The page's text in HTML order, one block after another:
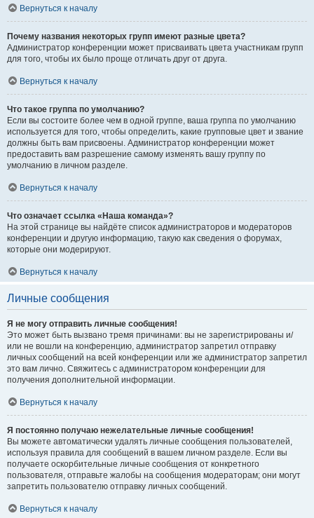
Вернуться к началу
Почему названия некоторых групп имеют разные цвета?
Администратор конференции может присваивать цвета участникам групп
для того, чтобы их было проще отличать друг от друга.
Вернуться к началу
Что такое группа по умолчанию?
Если вы состоите более чем в одной группе, ваша группа по умолчанию
используется для того, чтобы определить, какие групповые цвет и звание
должны быть вам присвоены. Администратор конференции может
предоставить вам разрешение самому изменять вашу группу по
умолчанию в личном разделе.
Вернуться к началу
Что означает ссылка «Наша команда»?
На этой странице вы найдёте список администраторов и модераторов
конференции и другую информацию, такую как сведения о форумах,
которые они модерируют.
Вернуться к началу
Личные сообщения
Я не могу отправить личные сообщения!
Это может быть вызвано тремя причинами: вы не зарегистрированы и/
или не вошли на конференцию, администратор запретил отправку
личных сообщений на всей конференции или же администратор запретил
это вам лично. Свяжитесь с администратором конференции для
получения дополнительной информации.
Вернуться к началу
Я постоянно получаю нежелательные личные сообщения!
Вы можете автоматически удалять личные сообщения пользователей,
используя правила для сообщений в вашем личном разделе. Если вы
получаете оскорбительные личные сообщения от конкретного
пользователя, отправьте жалобы на сообщения модераторам; они могут
запретить пользователю отправку личных сообщений.
Вернуться к началу